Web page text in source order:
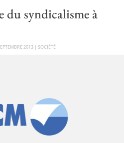
du syndicalisme à
2013| SOCIÉTÉ